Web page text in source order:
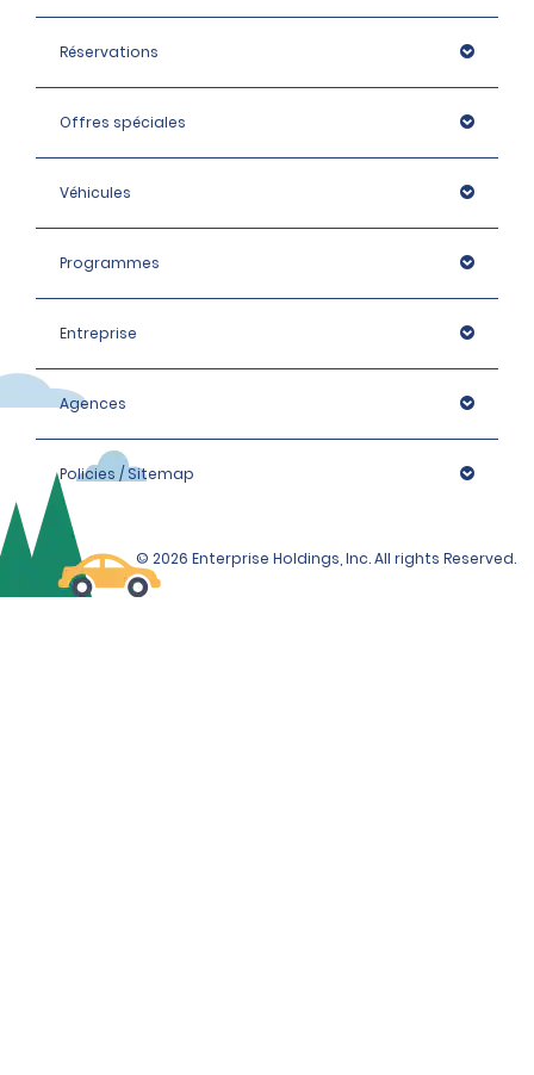
Réservations
Offres spéciales
Véhicules
Programmes
Entreprise
Agences
Policies / Sitemap
© 2026 Enterprise Holdings, Inc. All rights Reserved.